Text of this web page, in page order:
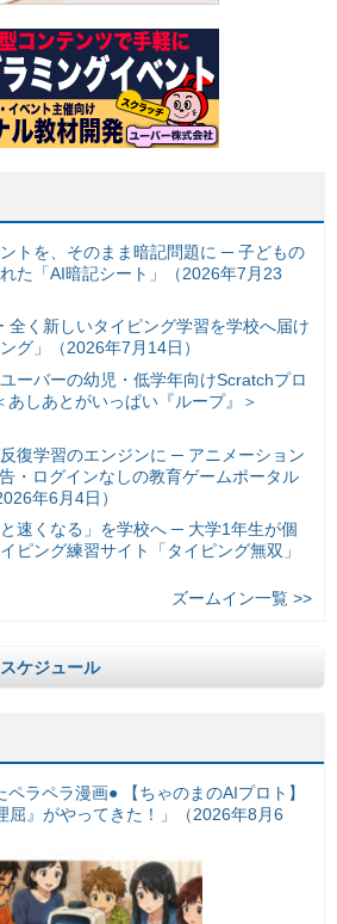
トを、そのまま暗記問題に ─ 子どもの
た「AI暗記シート」（2026年7月23
全く新しいタイピング学習を学校へ届け
グ」（2026年7月14日）
ーバーの幼児・低学年向けScratchプロ
しあとがいっぱい『ループ』＞
反復学習のエンジンに ─ アニメーション
・ログインなしの教育ゲームポータル
年6月4日）
と速くなる」を学校へ ─ 大学1年生が個
ピング練習サイト「タイピング無双」
ズームイン一覧 >>
ケジュール
ラペラ漫画● 【ちゃのまのAIプロト】
屈』がやってきた！」（2026年8月6